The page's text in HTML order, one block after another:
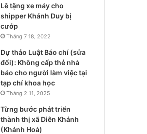
Lê tặng xe máy cho
shipper Khánh Duy bị
cướp
Tháng 7 18, 2022
Dự thảo Luật Báo chí (sửa
đổi): Không cấp thẻ nhà
báo cho người làm việc tại
tạp chí khoa học
Tháng 2 11, 2025
Từng bước phát triển
thành thị xã Diên Khánh
(Khánh Hoà)